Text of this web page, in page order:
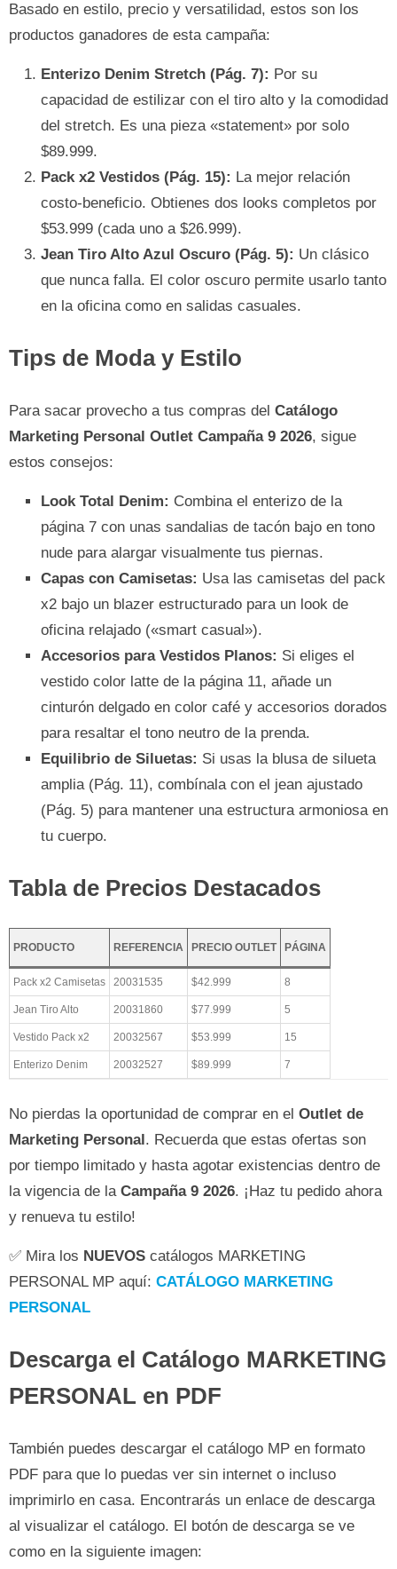
Basado en estilo, precio y versatilidad, estos son los
productos ganadores de esta campaña:
Enterizo Denim Stretch (Pág. 7): Por su
capacidad de estilizar con el tiro alto y la comodidad
del stretch. Es una pieza «statement» por solo
$89.999.
Pack x2 Vestidos (Pág. 15): La mejor relación
costo-beneficio. Obtienes dos looks completos por
$53.999 (cada uno a $26.999).
Jean Tiro Alto Azul Oscuro (Pág. 5): Un clásico
que nunca falla. El color oscuro permite usarlo tanto
en la oficina como en salidas casuales.
Tips de Moda y Estilo
Para sacar provecho a tus compras del Catálogo
Marketing Personal Outlet Campaña 9 2026, sigue
estos consejos:
Look Total Denim: Combina el enterizo de la
página 7 con unas sandalias de tacón bajo en tono
nude para alargar visualmente tus piernas.
Capas con Camisetas: Usa las camisetas del pack
x2 bajo un blazer estructurado para un look de
oficina relajado («smart casual»).
Accesorios para Vestidos Planos: Si eliges el
vestido color latte de la página 11, añade un
cinturón delgado en color café y accesorios dorados
para resaltar el tono neutro de la prenda.
Equilibrio de Siluetas: Si usas la blusa de silueta
amplia (Pág. 11), combínala con el jean ajustado
(Pág. 5) para mantener una estructura armoniosa en
tu cuerpo.
Tabla de Precios Destacados
PRODUCTO REFERENCIA PRECIO OUTLET PÁGINA
Pack x2 Camisetas 20031535 $42.999 8
Jean Tiro Alto 20031860 $77.999 5
Vestido Pack x2 20032567 $53.999 15
Enterizo Denim 20032527 $89.999 7
No pierdas la oportunidad de comprar en el Outlet de
Marketing Personal. Recuerda que estas ofertas son
por tiempo limitado y hasta agotar existencias dentro de
la vigencia de la Campaña 9 2026. ¡Haz tu pedido ahora
y renueva tu estilo!
✅ Mira los NUEVOS catálogos MARKETING
PERSONAL MP aquí: CATÁLOGO MARKETING
PERSONAL
Descarga el Catálogo MARKETING
PERSONAL en PDF
También puedes descargar el catálogo MP en formato
PDF para que lo puedas ver sin internet o incluso
imprimirlo en casa. Encontrarás un enlace de descarga
al visualizar el catálogo. El botón de descarga se ve
como en la siguiente imagen: